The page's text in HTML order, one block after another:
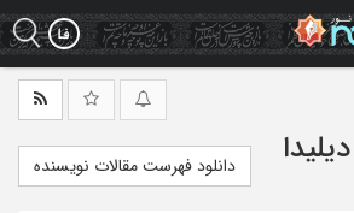
دانلود فهرست مقالات نویسنده